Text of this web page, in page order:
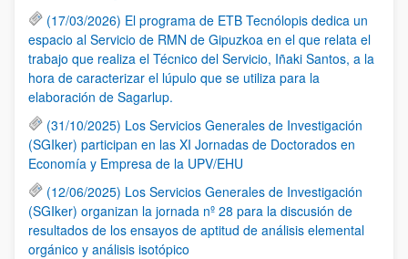
(17/03/2026) El programa de ETB Tecnólopis dedica un
espacio al Servicio de RMN de Gipuzkoa en el que relata el
trabajo que realiza el Técnico del Servicio, Iñaki Santos, a la
hora de caracterizar el lúpulo que se utiliza para la
elaboración de Sagarlup.
(31/10/2025) Los Servicios Generales de Investigación
(SGIker) participan en las XI Jornadas de Doctorados en
Economía y Empresa de la UPV/EHU
(12/06/2025) Los Servicios Generales de Investigación
(SGIker) organizan la jornada nº 28 para la discusión de
resultados de los ensayos de aptitud de análisis elemental
orgánico y análisis isotópico